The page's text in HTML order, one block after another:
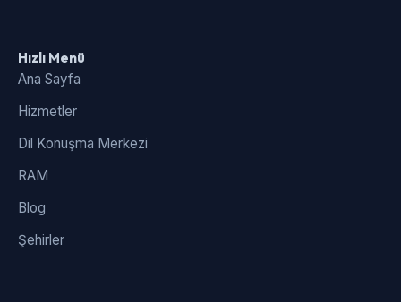
Hızlı Menü
Ana Sayfa
Hizmetler
Dil Konuşma Merkezi
RAM
Blog
Şehirler